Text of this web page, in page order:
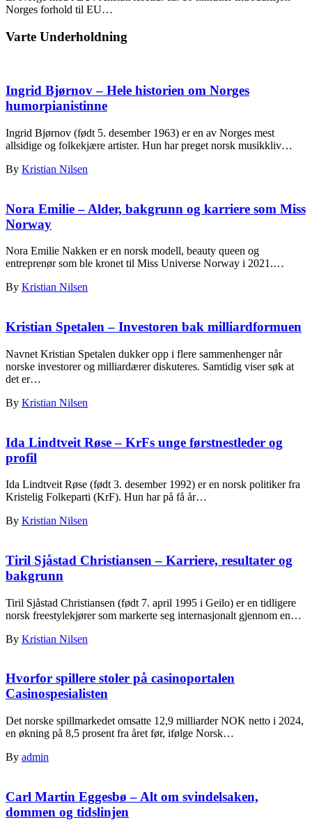
Norges forhold til EU…
Varte Underholdning
Ingrid Bjørnov – Hele historien om Norges
humorpianistinne
Ingrid Bjørnov (født 5. desember 1963) er en av Norges mest
allsidige og folkekjære artister. Hun har preget norsk musikkliv…
By Kristian Nilsen
Nora Emilie – Alder, bakgrunn og karriere som Miss
Norway
Nora Emilie Nakken er en norsk modell, beauty queen og
entreprenør som ble kronet til Miss Universe Norway i 2021.…
By Kristian Nilsen
Kristian Spetalen – Investoren bak milliardformuen
Navnet Kristian Spetalen dukker opp i flere sammenhenger når
norske investorer og milliardærer diskuteres. Samtidig viser søk at
det er…
By Kristian Nilsen
Ida Lindtveit Røse – KrFs unge førstnestleder og
profil
Ida Lindtveit Røse (født 3. desember 1992) er en norsk politiker fra
Kristelig Folkeparti (KrF). Hun har på få år…
By Kristian Nilsen
Tiril Sjåstad Christiansen – Karriere, resultater og
bakgrunn
Tiril Sjåstad Christiansen (født 7. april 1995 i Geilo) er en tidligere
norsk freestylekjører som markerte seg internasjonalt gjennom en…
By Kristian Nilsen
Hvorfor spillere stoler på casinoportalen
Casinospesialisten
Det norske spillmarkedet omsatte 12,9 milliarder NOK netto i 2024,
en økning på 8,5 prosent fra året før, ifølge Norsk…
By admin
Carl Martin Eggesbø – Alt om svindelsaken,
dommen og tidslinjen